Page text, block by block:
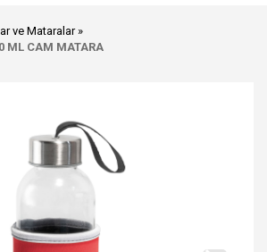
ve Mataralar
ML CAM MATARA